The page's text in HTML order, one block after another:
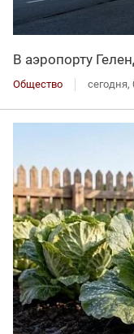
В аэропорту
Общество сегодня,